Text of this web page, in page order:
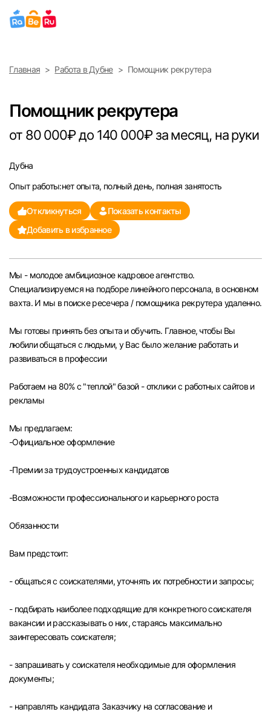
Выберите город
Санкт-Петербург
Ижевск
Екатеринбург
Саратов
Казань
Челябинск
Самара
Оренбург
Ульяновск
Главная Работа в Дубне Помощник рекрутера
Помощник рекрутера
от 80 000₽ до 140 000₽ за месяц, на руки
Дубна
Опыт работы:нет опыта, полный день, полная занятость
Откликнуться
Показать контакты
Добавить в избранное
Мы - молодое амбициозное кадровое агентство.
Специализируемся на подборе линейного персонала, в основном
вахта. И мы в поиске ресечера / помощника рекрутера удаленно.
Мы готовы принять без опыта и обучить. Главное, чтобы Вы
любили общаться с людьми, у Вас было желание работать и
развиваться в профессии
Работаем на 80% с "теплой" базой - отклики с работных сайтов и
рекламы
Мы предлагаем:
-Официальное оформление
-Премии за трудоустроенных кандидатов
-Возможности профессионального и карьерного роста
Обязанности
Вам предстоит:
- общаться с соискателями, уточнять их потребности и запросы;
- подбирать наиболее подходящие для конкретного соискателя
вакансии и рассказывать о них, стараясь максимально
заинтересовать соискателя;
- запрашивать у соискателя необходимые для оформления
документы;
- направлять кандидата Заказчику на согласование и